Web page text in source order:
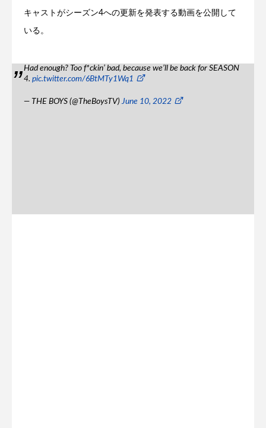
キャストがシーズン4への更新を発表する動画を公開して
いる。
Had enough? Too f*ckin’ bad, because we’ll be back for SEASON
4. pic.twitter.com/6BtMTy1Wq1
— THE BOYS (@TheBoysTV)June 10, 2022